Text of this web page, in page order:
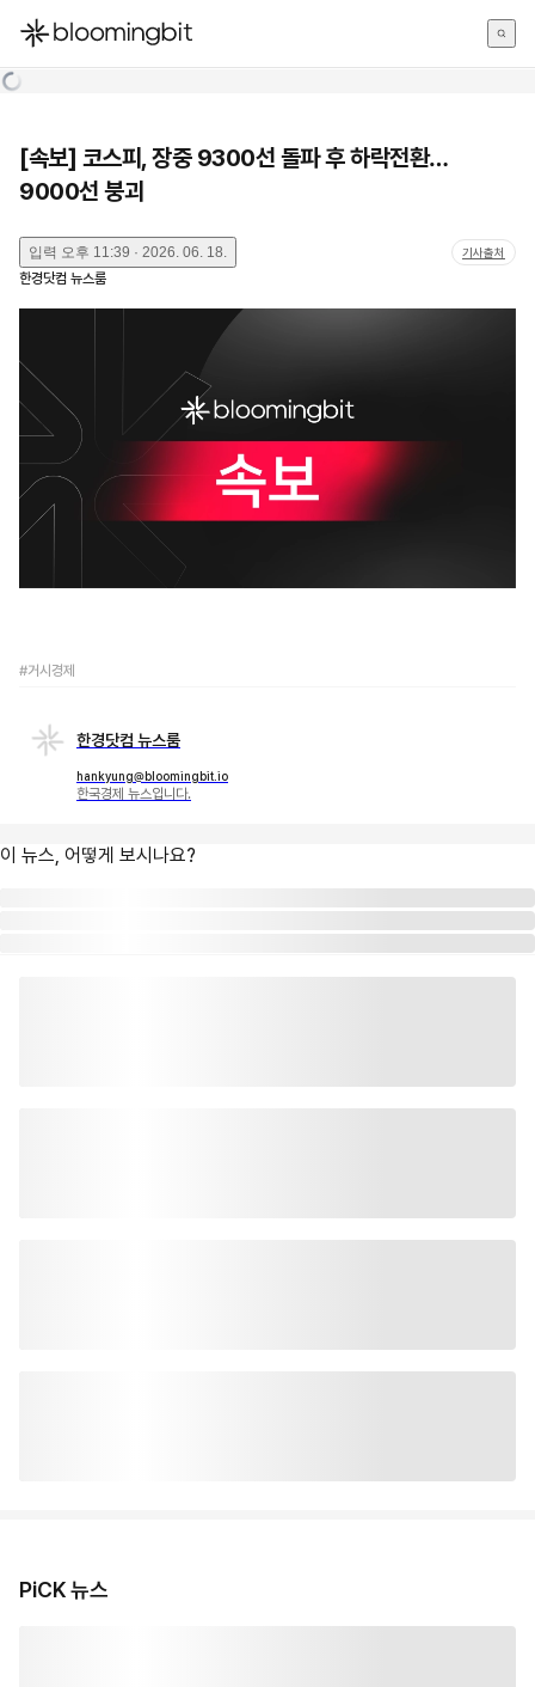
한국어
[속보] 코스피, 장중 9300선 돌파 후 하락전환…
9000선 붕괴
입력 오후 11:39 · 2026. 06. 18. 기사출처
한경닷컴 뉴스룸
#거시경제
한경닷컴 뉴스룸
hankyung@bloomingbit.io
한국경제 뉴스입니다.
이 뉴스, 어떻게 보시나요?
PiCK 뉴스